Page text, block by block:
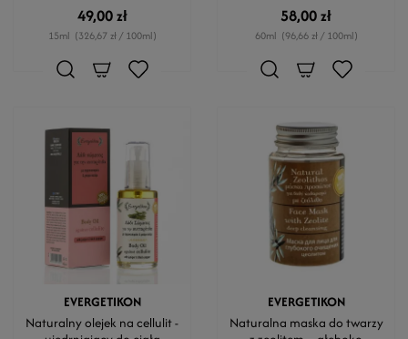
49,00 zł
15ml (326,67 zł / 100ml)
58,00 zł
60ml (96,66 zł / 100ml)
EVERGETIKON
Naturalny olejek na cellulit -
EVERGETIKON
Naturalna maska do twarzy